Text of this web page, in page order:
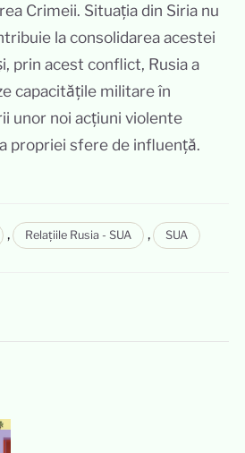
Crimeii. Situația din Siria nu
la consolidarea acestei
prin acest conflict, Rusia a
capacitățile militare în
unor noi acțiuni violente
propriei sfere de influență.
, Relațiile Rusia - SUA , SUA